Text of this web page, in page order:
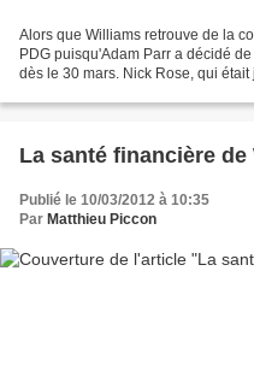
Alors que Williams retrouve de la
PDG puisqu'Adam Parr a décidé
dès le 30 mars. Nick Rose, qui
La santé financière
Publié le 10/03/2012 à 10:35
Par Matthieu Piccon